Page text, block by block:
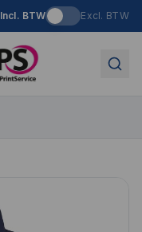
Incl. BTW Excl. BTW